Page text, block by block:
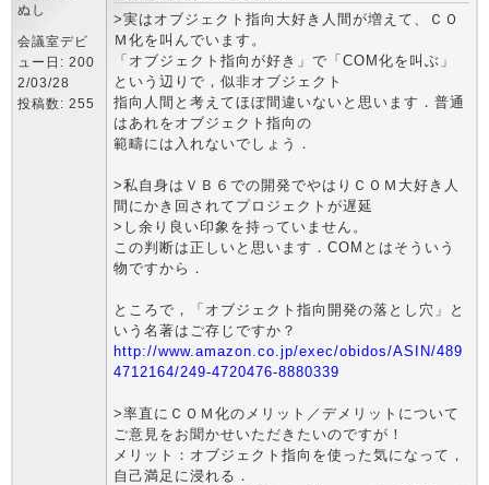
ぬし
会議室デビ
ュー日: 200
2/03/28
投稿数: 255
>実はオブジェクト指向大好き人間が増えて、ＣＯ
Ｍ化を叫んでいます。
「オブジェクト指向が好き」で「COM化を叫ぶ」
という辺りで，似非オブジェクト
指向人間と考えてほぼ間違いないと思います．普通
はあれをオブジェクト指向の
範疇には入れないでしょう．
>私自身はＶＢ６での開発でやはりＣＯＭ大好き人
間にかき回されてプロジェクトが遅延
>し余り良い印象を持っていません。
この判断は正しいと思います．COMとはそういう
物ですから．
ところで，「オブジェクト指向開発の落とし穴」と
いう名著はご存じですか？
http://www.amazon.co.jp/exec/obidos/ASIN/489
4712164/249-4720476-8880339
>率直にＣＯＭ化のメリット／デメリットについて
ご意見をお聞かせいただきたいのですが！
メリット：オブジェクト指向を使った気になって，
自己満足に浸れる．